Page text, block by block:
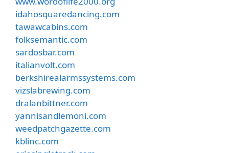
idahosquaredancing.com
tawawcabins.com
folksemantic.com
sardosbar.com
italianvolt.com
berkshirealarmssystems.com
vizslabrewing.com
dralanbittner.com
yannisandlemoni.com
weedpatchgazette.com
kblinc.com